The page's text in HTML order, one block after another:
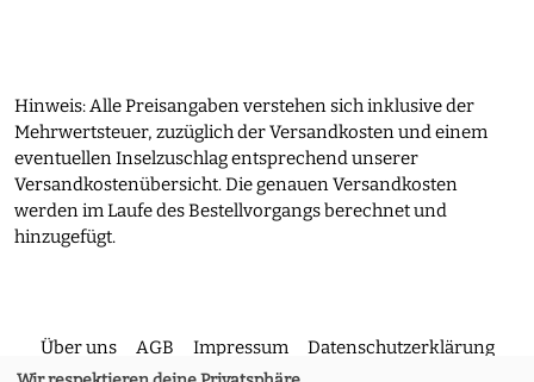
Hinweis: Alle Preisangaben verstehen sich inklusive der
Mehrwertsteuer, zuzüglich der Versandkosten und einem
eventuellen Inselzuschlag entsprechend unserer
Versandkostenübersicht. Die genauen Versandkosten
werden im Laufe des Bestellvorgangs berechnet und
hinzugefügt.
Über uns AGB Impressum Datenschutzerklärung